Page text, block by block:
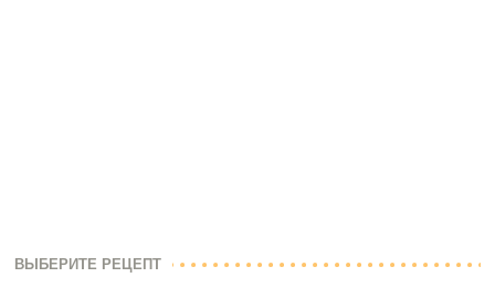
ВЫБЕРИТЕ РЕЦЕПТ